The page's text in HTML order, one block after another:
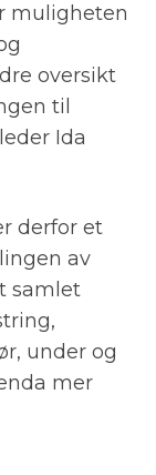
muligheten
oversikt
til
Ida
derfor et
av
samlet
under og
mer